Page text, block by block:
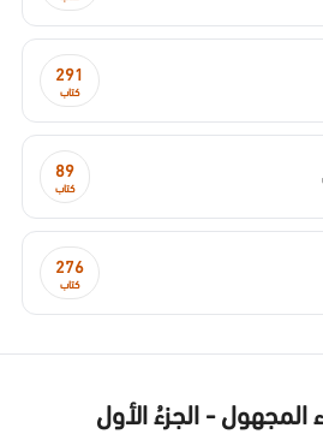
291
كتاب
89
كتاب
276
كتاب
- الجزءُ الأول